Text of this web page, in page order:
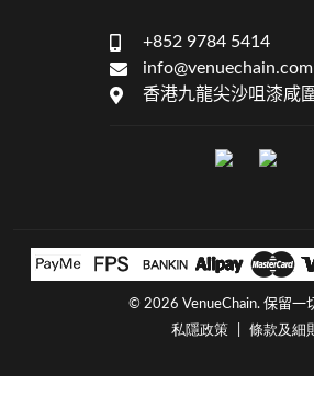
+852 9784 5414
info@venuechain.com
香港九龍尖沙咀漆咸
© 2026 VenueChain. 保留一
私隱政策 條款及細